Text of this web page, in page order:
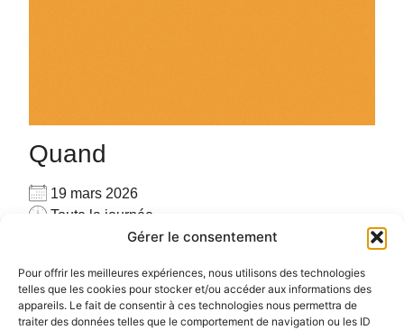
Gérer le consentement
Pour offrir les meilleures expériences, nous utilisons des technologies
telles que les cookies pour stocker et/ou accéder aux informations des
appareils. Le fait de consentir à ces technologies nous permettra de
traiter des données telles que le comportement de navigation ou les ID
Quand
19 mars 2026
Toute la journée
Ajouter au Calendrier
Télécharger ICS
Calendrier Google
06.72.78.97.17
Pour plus d’informations :cliquez ici